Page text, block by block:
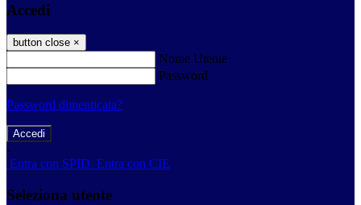
Accedi
button close ×
Nome Utente
Password
Password dimenticata?
-
Entra con SPID Entra con CIE
Seleziona utente